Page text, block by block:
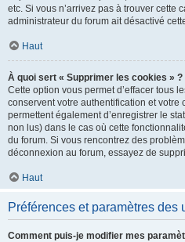
etc. Si vous n’arrivez pas à trouver cette
administrateur du forum ait désactivé
Haut
À quoi sert « Supprimer les cookies » ?
Cette option vous permet d’effacer tous
conservent votre authentification et votre
permettent également d’enregistrer le
non lus) dans le cas où cette
du forum. Si vous rencontrez des
déconnexion au forum, essayez de
Haut
Préférences et paramètres des
Comment puis-je modifier mes